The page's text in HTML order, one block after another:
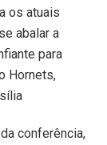
os atuais
abalar a
para
Hornets,
conferência,